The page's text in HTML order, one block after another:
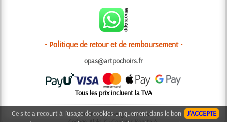
• Politique de retour et de remboursement •
opas@artpochoirs.fr
Tous les prix incluent la TVA
© 2006-2025 Design: Natali M.
J’ACCEPTE
Ce site a recourt à l’usage de cookies uniquement dans le bon